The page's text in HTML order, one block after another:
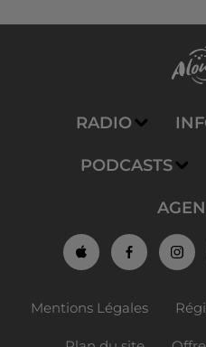
RADIO
PODCASTS
Mentions Légales